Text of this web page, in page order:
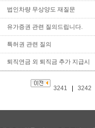
법인차량 무상양도 재질문
유가증권 관련 질의드립니다.
특허권 관련 질의
퇴직연금 외 퇴직금 추가 지급시
3241 3242